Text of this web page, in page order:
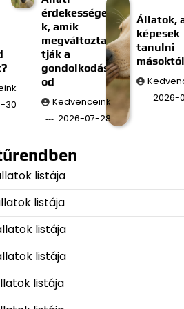
30
érdekessége
k, amik
megváltozta
tják a
gondolkodás
od
Kedvenceink
2026-07-28
Állatok,
képesek
tanulni
másoktól
2026-
listája
listája
listája
listája
listája